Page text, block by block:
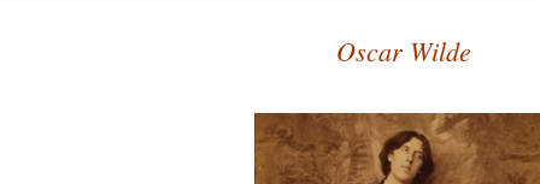
Oscar Wilde